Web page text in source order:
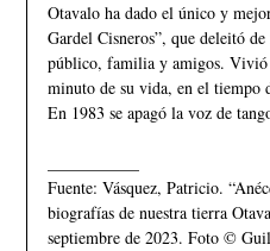
Otavalo ha dado el único y
Gardel Cisneros”, que deleitó
público, familia y amigos. Vivió
minuto de su vida, en el tiempo
En 1983 se apagó la voz de
Fuente: Vásquez, Patricio.
biografías de nuestra tierra
septiembre de 2023. Foto ©